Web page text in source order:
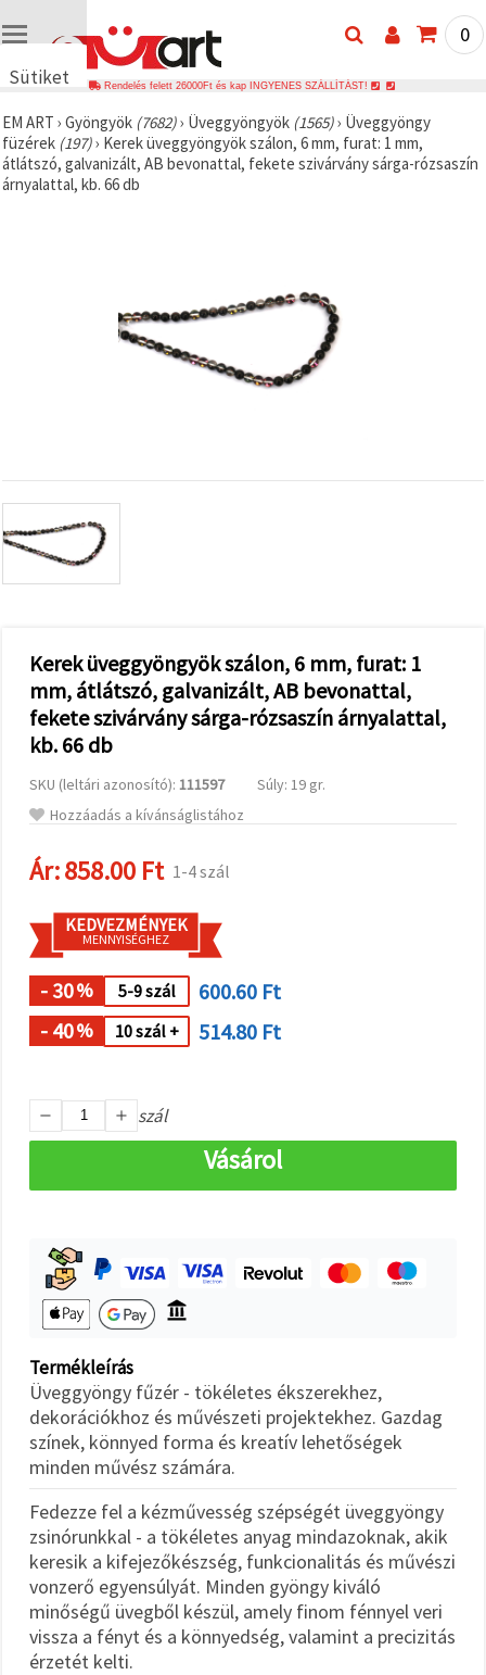
Sütiket
🍪 Cookie-
kat és
hasonló
technológiákat
forgalmat,
tartalmat
és
hirdetéseket
jelenítsünk
marketingpartnereink
segítségével
Az "Összes
elfogadása"
gombra
elfogadhatja
sütit, vagy
megadhatja
típusú sütik
kiválasztásával
és a
"Mentés"
gombra
kattintva.
mindet
0
Rendelés felett 26000Ft és kap INGYENES SZÁLLÍTÁST!
EM ART › Gyöngyök (7682)› Üveggyöngyök (1565)› Üveggyöngy
füzérek (197)› Kerek üveggyöngyök szálon, 6 mm, furat: 1 mm,
átlátszó, galvanizált, AB bevonattal, fekete szivárvány sárga-rózsaszín
árnyalattal, kb. 66 db
Kerek üveggyöngyök szálon, 6 mm, furat: 1
mm, átlátszó, galvanizált, AB bevonattal,
fekete szivárvány sárga-rózsaszín árnyalattal,
kb. 66 db
SKU (leltári azonosító): 111597
Súly: 19 gr.
Hozzáadás a kívánságlistához
Ár:858.00 Ft 1-4 szál
KEDVEZMÉNYEK
MENNYISÉGHEZ
- 30% 5-9 szál
600.60 Ft
- 40% 10 szál + 514.80 Ft
szál
Vásárol
Termékleírás
Üveggyöngy fűzér - tökéletes ékszerekhez,
dekorációkhoz és művészeti projektekhez. Gazdag
színek, könnyed forma és kreatív lehetőségek
minden művész számára.
Fedezze fel a kézművesség szépségét üveggyöngy
zsinórunkkal - a tökéletes anyag mindazoknak, akik
keresik a kifejezőkészség, funkcionalitás és művészi
vonzerő egyensúlyát. Minden gyöngy kiváló
minőségű üvegből készül, amely finom fénnyel veri
vissza a fényt és a könnyedség, valamint a precizitás
érzetét kelti.